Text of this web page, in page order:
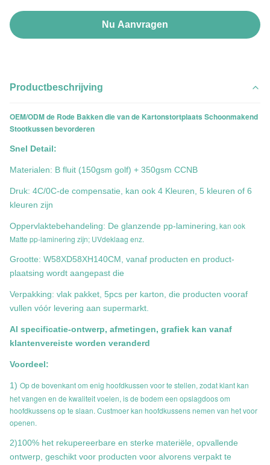
Nu Aanvragen
Productbeschrijving
OEM/ODM de Rode Bakken die van de Kartonstortplaats Schoonmakend
Stootkussen bevorderen
Snel Detail:
Materialen: B fluit (150gsm golf) + 350gsm CCNB
Druk: 4C/0C-de compensatie, kan ook 4 Kleuren, 5 kleuren of 6
kleuren zijn
Oppervlaktebehandeling: De glanzende pp-laminering, kan ook
Matte pp-laminering zijn; UVdeklaag enz.
Grootte: W58XD58XH140CM, vanaf producten en product-
plaatsing wordt aangepast die
Verpakking: vlak pakket, 5pcs per karton, die producten vooraf
vullen vóór levering aan supermarkt.
Al specificatie-ontwerp, afmetingen, grafiek kan vanaf
klantenvereiste worden veranderd
Voordeel:
1) Op de bovenkant om enig hoofdkussen voor te stellen, zodat klant kan
het vangen en de kwaliteit voelen, is de bodem een opslagdoos om
hoofdkussens op te slaan. Custmoer kan hoofdkussens nemen van het voor
openen.
2)100% het rekupereerbare en sterke materiële, opvallende
ontwerp, geschikt voor producten voor alvorens verpakt te